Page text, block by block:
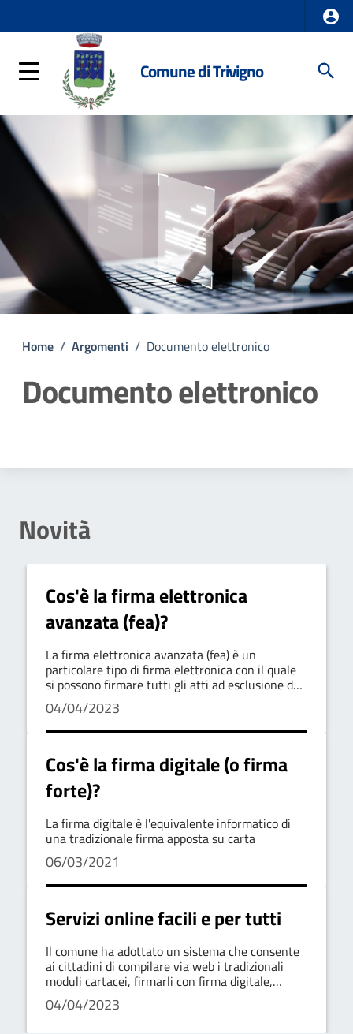
Comune di Trivigno
Home / Argomenti / Documento elettronico
Documento elettronico
Novità
Cos'è la firma elettronica
avanzata (fea)?
La firma elettronica avanzata (fea) è un
particolare tipo di firma elettronica con il quale
si possono firmare tutti gli atti ad esclusione dei
contratti relativi a beni immobili (per i quali è
richiesta l'apposizione della firma digitale)
04/04/2023
Cos'è la firma digitale (o firma
forte)?
La firma digitale è l'equivalente informatico di
una tradizionale firma apposta su carta
06/03/2021
Servizi online facili e per tutti
Il comune ha adottato un sistema che consente
ai cittadini di compilare via web i tradizionali
moduli cartacei, firmarli con firma digitale,
integrarli con gli allegati richiesti ed inviarli per
via telematica agli uffici competenti. per
04/04/2023